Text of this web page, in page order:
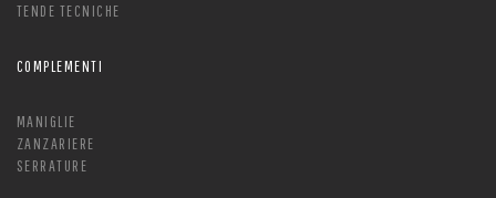
TENDE TECNICHE
COMPLEMENTI
MANIGLIE
ZANZARIERE
SERRATURE